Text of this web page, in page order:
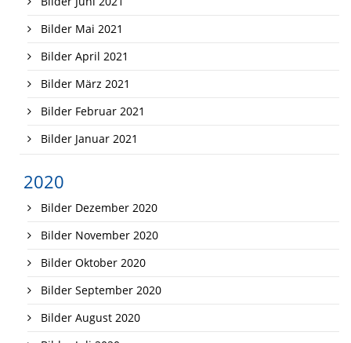
Bilder Mai 2021
Bilder April 2021
Bilder März 2021
Bilder Februar 2021
Bilder Januar 2021
2020
Bilder Dezember 2020
Bilder November 2020
Bilder Oktober 2020
Bilder September 2020
Bilder August 2020